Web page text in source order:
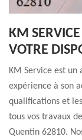
KM
VOTRE
KM Service est un
expérience à son
qualifications et
tous vos travaux
Quentin 62810.